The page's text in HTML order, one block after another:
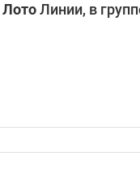
ЛотоЛинии, в